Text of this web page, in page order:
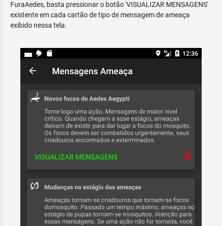
FuraAedes, basta pressionar o botão 'VISUALIZAR MENSAGENS'
existente em cada cartão de tipo de mensagem de ameaça
exibido nessa tela.